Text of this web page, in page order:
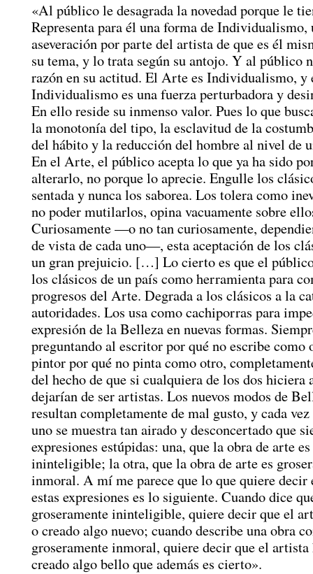
«Al público le desagrada la novedad porque le
Representa para él una forma de Individualismo,
aseveración por parte del artista de que es él
su tema, y lo trata según su antojo. Y al público
razón en su actitud. El Arte es Individualismo, y
Individualismo es una fuerza perturbadora y
En ello reside su inmenso valor. Pues lo que
la monotonía del tipo, la esclavitud de la
del hábito y la reducción del hombre al nivel de
En el Arte, el público acepta lo que ya ha sido
alterarlo, no porque lo aprecie. Engulle los
sentada y nunca los saborea. Los tolera como
no poder mutilarlos, opina vacuamente sobre
Curiosamente —o no tan curiosamente,
de vista de cada uno—, esta aceptación de los
un gran prejuicio. […] Lo cierto es que el público
los clásicos de un país como herramienta para
progresos del Arte. Degrada a los clásicos a la
autoridades. Los usa como cachiporras para
expresión de la Belleza en nuevas formas.
preguntando al escritor por qué no escribe como
pintor por qué no pinta como otro,
del hecho de que si cualquiera de los dos
dejarían de ser artistas. Los nuevos modos de
resultan completamente de mal gusto, y cada vez
uno se muestra tan airado y desconcertado que
expresiones estúpidas: una, que la obra de arte
ininteligible; la otra, que la obra de arte es
inmoral. A mí me parece que lo que quiere
estas expresiones es lo siguiente. Cuando dice
groseramente ininteligible, quiere decir que el
o creado algo nuevo; cuando describe una obra
groseramente inmoral, quiere decir que el artista
creado algo bello que además es cierto».